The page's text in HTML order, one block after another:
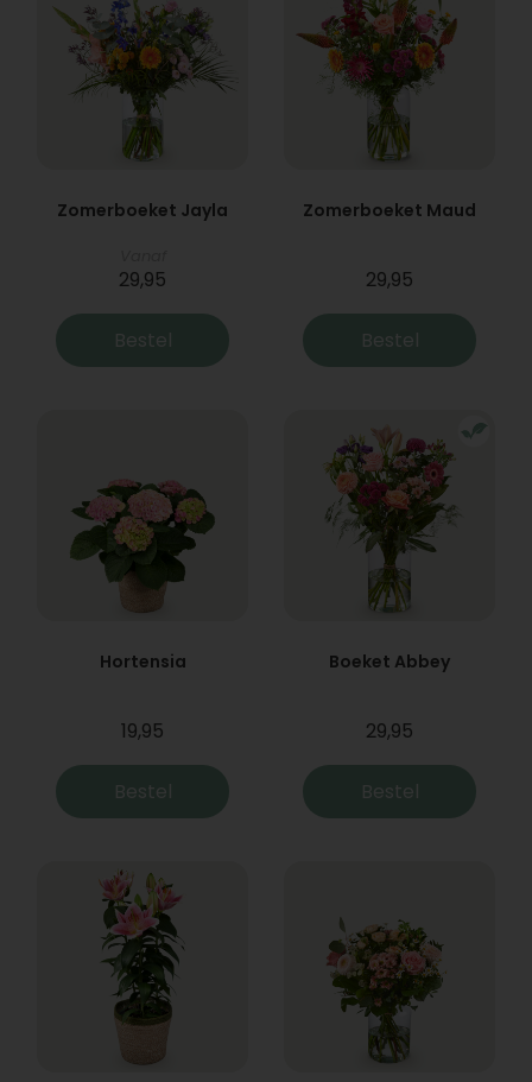
Zomerboeket Jayla
29,95
Bestel
Zomerboeket Maud
29,95
Bestel
Hortensia
19,95
Bestel
Boeket Abbey
29,95
Bestel